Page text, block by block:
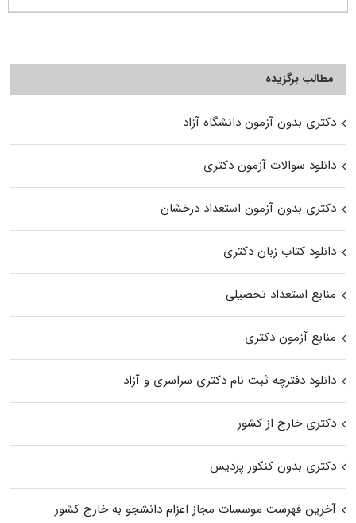
مطالب برگزیده
دکتری بدون آزمون دانشگاه آزاد
دانلود سوالات آزمون دکتری
دکتری بدون آزمون استعداد درخشان
دانلود کتاب زبان دکتری
منابع استعداد تحصیلی
منابع آزمون دکتری
دانلود دفترچه ثبت نام دکتری سراسری و آزاد
دکتری خارج از کشور
دکتری بدون کنکور پردیس
آخرین فهرست موسسات مجاز اعزام دانشجو به خارج کشور